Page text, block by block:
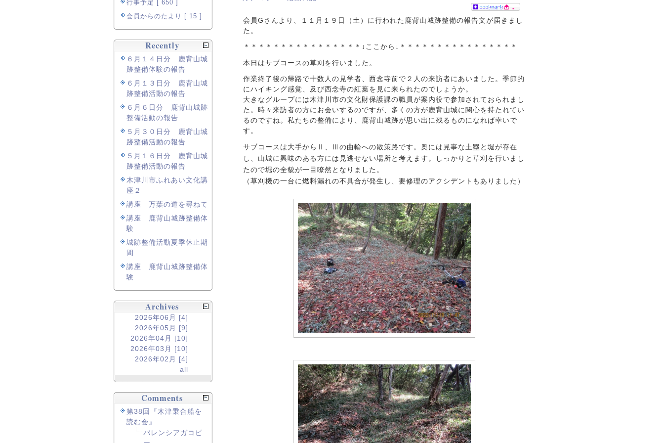
-
会員Gさんより、１１月１９日（土）に行われた鹿背山城跡整備の報告文が届きまし
た。
＊＊＊＊＊＊＊＊＊＊＊＊＊＊＊＊↓ここから↓＊＊＊＊＊＊＊＊＊＊＊＊＊＊＊＊
本日はサブコースの草刈を行いました。
作業終了後の帰路で十数人の見学者、西念寺前で２人の来訪者にあいました。季節的
にハイキング感覚、及び西念寺の紅葉を見に来られたのでしょうか。
大きなグループには木津川市の文化財保護課の職員が案内役で参加されておられまし
た。時々来訪者の方にお会いするのですが、多くの方が鹿背山城に関心を持たれてい
るのですね。私たちの整備により、鹿背山城跡が思い出に残るものになれば幸いで
す。
サブコースは大手からⅡ、Ⅲの曲輪への散策路です。奥には見事な土塁と堀が存在
し、山城に興味のある方には見逃せない場所と考えます。しっかりと草刈を行いまし
たので堀の全貌が一目瞭然となりました。
（草刈機の一台に燃料漏れの不具合が発生し、要修理のアクシデントもありました）
行事予定 [ 650 ]
会員からのたより [ 15 ]
Recently
６月１４日分 鹿背山城
跡整備体験の報告
６月１３日分 鹿背山城
跡整備活動の報告
６月６日分 鹿背山城跡
整備活動の報告
５月３０日分 鹿背山城
跡整備活動の報告
５月１６日分 鹿背山城
跡整備活動の報告
木津川市ふれあい文化講
座２
講座 万葉の道を尋ねて
講座 鹿背山城跡整備体
験
城跡整備活動夏季休止期
間
講座 鹿背山城跡整備体
験
Archives
2026年06月 [4]
2026年05月 [9]
2026年04月 [10]
2026年03月 [10]
2026年02月 [4]
all
Comments
第38回『木津乗合船を
読む会』
バレンシアガコピ